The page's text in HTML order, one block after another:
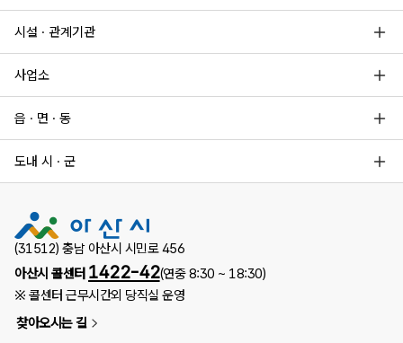
시설 · 관계기관
사업소
읍 · 면 · 동
도내 시 · 군
(31512) 충남 아산시 시민로 456
아산시 콜센터 1422-42(연중 8:30 ~ 18:30)
※ 콜센터 근무시간외 당직실 운영
찾아오시는 길